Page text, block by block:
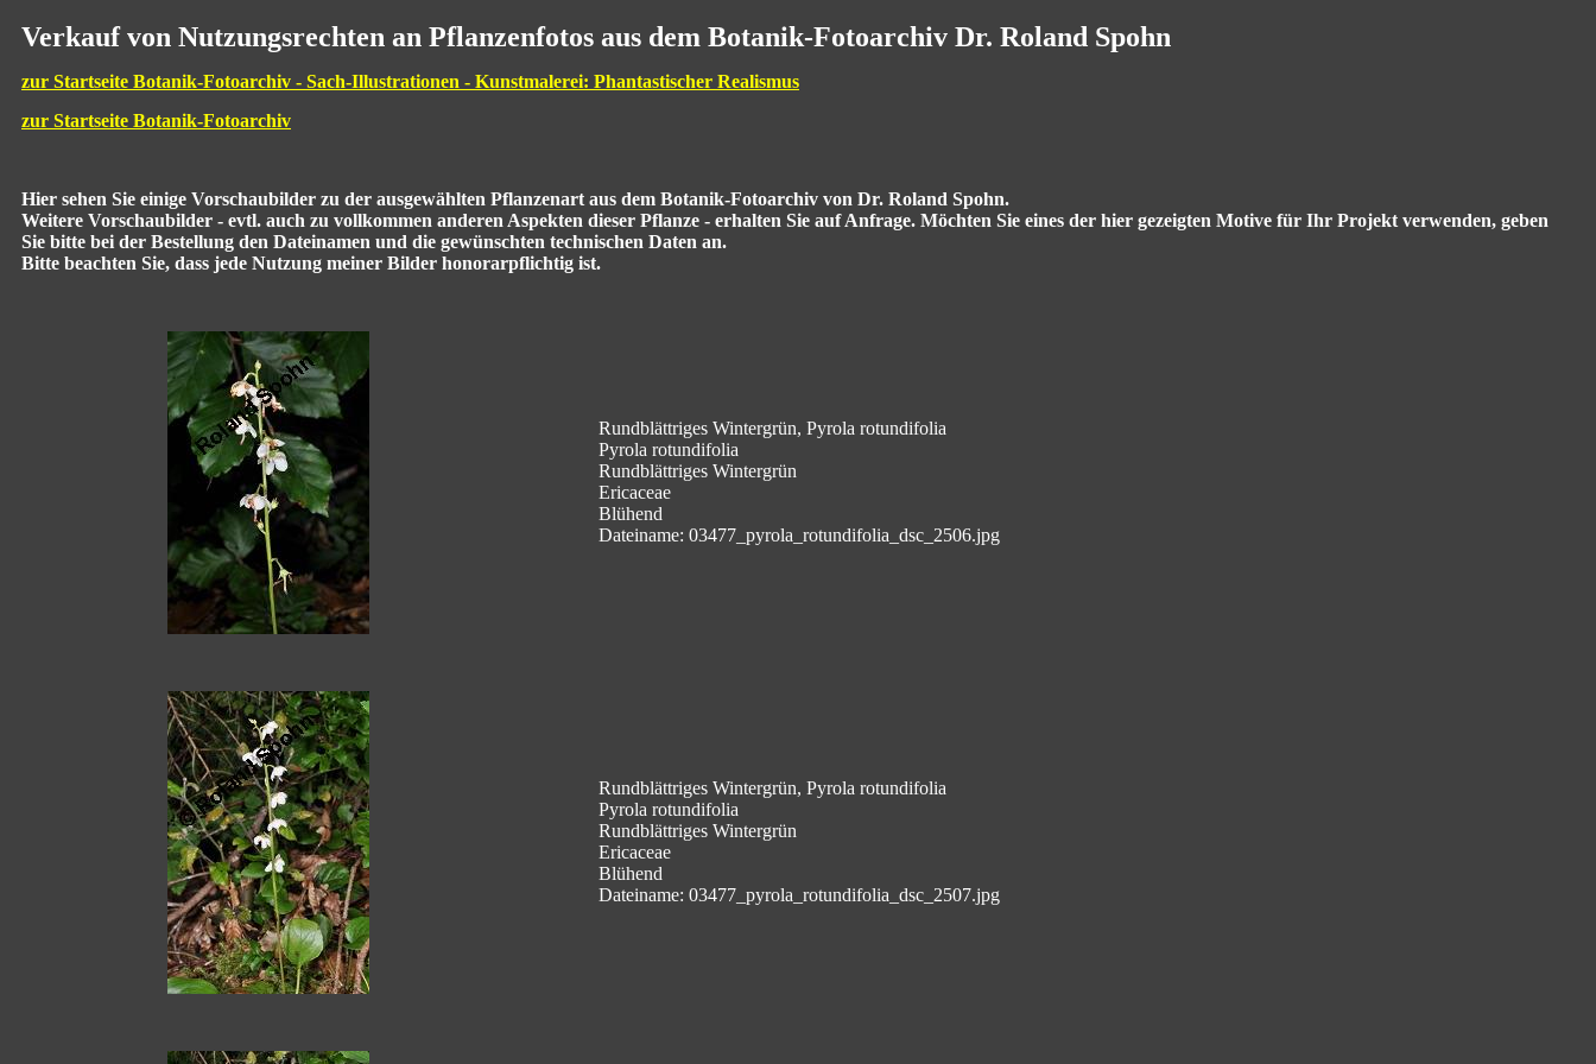
Verkauf von Nutzungsrechten an Pflanzenfotos aus dem Botanik-Fotoarchiv Dr. Roland Spohn
zur Startseite Botanik-Fotoarchiv - Sach-Illustrationen - Kunstmalerei: Phantastischer Realismus
zur Startseite Botanik-Fotoarchiv
Hier sehen Sie einige Vorschaubilder zu der ausgewählten Pflanzenart aus dem Botanik-Fotoarchiv von Dr. Roland Spohn.
Weitere Vorschaubilder - evtl. auch zu vollkommen anderen Aspekten dieser Pflanze - erhalten Sie auf Anfrage. Möchten Sie eines der hier gezeigten Motive für Ihr Projekt verwenden, geben
Sie bitte bei der Bestellung den Dateinamen und die gewünschten technischen Daten an.
Bitte beachten Sie, dass jede Nutzung meiner Bilder honorarpflichtig ist.
Rundblättriges Wintergrün, Pyrola rotundifolia
Pyrola rotundifolia
Rundblättriges Wintergrün
Ericaceae
Blühend
Dateiname: 03477_pyrola_rotundifolia_dsc_2506.jpg
Rundblättriges Wintergrün, Pyrola rotundifolia
Pyrola rotundifolia
Rundblättriges Wintergrün
Ericaceae
Blühend
Dateiname: 03477_pyrola_rotundifolia_dsc_2507.jpg